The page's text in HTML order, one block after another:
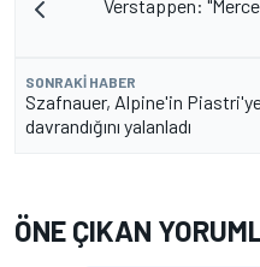
Verstappen:
SONRAKI HABER
Szafnauer, Alpine'in
davrandığını yalanladı
ÖNE ÇIKAN